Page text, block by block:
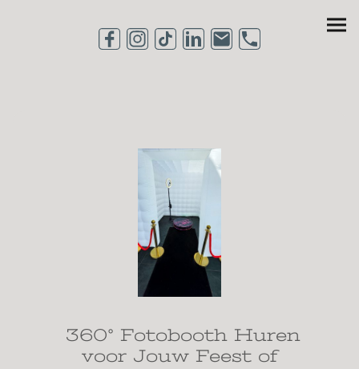
360° Fotobooth Huren
voor Jouw Feest of